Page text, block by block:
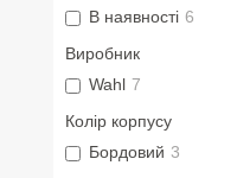
В наявності 6
Виробник
Wahl 7
Колір корпусу
Бордовий 3